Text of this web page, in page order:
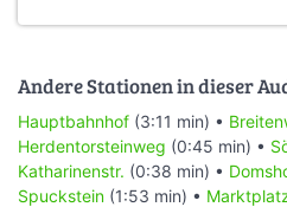
Andere Stationen in dieser
Hauptbahnhof (3:11 min) •
Herdentorsteinweg (0:45 min) •
Katharinenstr. (0:38 min) •
Spuckstein (1:53 min) •